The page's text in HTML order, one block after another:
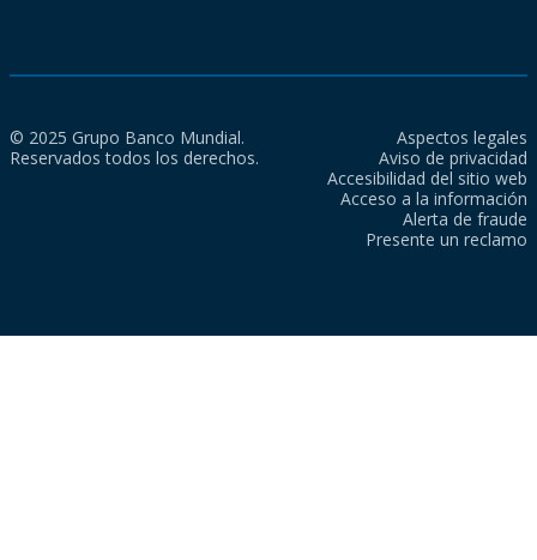
© 2025 Grupo Banco Mundial.
Reservados todos los derechos.
Aspectos legales
Aviso de privacidad
Accesibilidad del sitio web
Acceso a la información
Alerta de fraude
Presente un reclamo